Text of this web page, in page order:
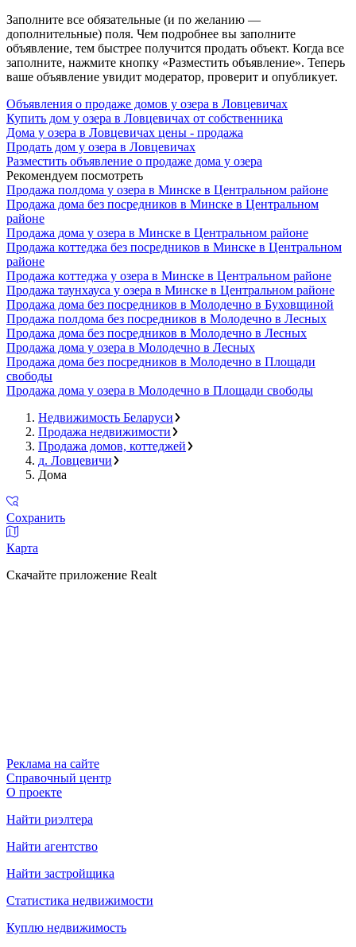
Заполните все обязательные (и по желанию —
дополнительные) поля. Чем подробнее вы заполните
объявление, тем быстрее получится продать объект. Когда все
заполните, нажмите кнопку «Разместить объявление». Теперь
ваше объявление увидит модератор, проверит и опубликует.
Объявления о продаже домов у озера в Ловцевичах
Купить дом у озера в Ловцевичах от собственника
Дома у озера в Ловцевичах цены - продажа
Продать дом у озера в Ловцевичах
Разместить объявление о продаже дома у озера
Рекомендуем посмотреть
Продажа полдома у озера в Минске в Центральном районе
Продажа дома без посредников в Минске в Центральном
районе
Продажа дома у озера в Минске в Центральном районе
Продажа коттеджа без посредников в Минске в Центральном
районе
Продажа коттеджа у озера в Минске в Центральном районе
Продажа таунхауса у озера в Минске в Центральном районе
Продажа дома без посредников в Молодечно в Буховщиной
Продажа полдома без посредников в Молодечно в Лесных
Продажа дома без посредников в Молодечно в Лесных
Продажа дома у озера в Молодечно в Лесных
Продажа дома без посредников в Молодечно в Площади
свободы
Продажа дома у озера в Молодечно в Площади свободы
Недвижимость Беларуси
Продажа недвижимости
Продажа домов, коттеджей
д. Ловцевичи
Дома
Сохранить
Карта
Скачайте приложение Realt
Реклама на сайте
Справочный центр
О проекте
Найти риэлтера
Найти агентство
Найти застройщика
Статистика недвижимости
Куплю недвижимость